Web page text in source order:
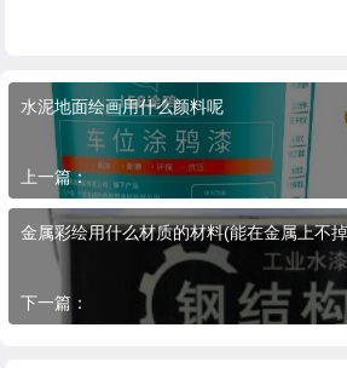
水泥地面绘画用什么颜料呢
上一篇：
金属彩绘用什么材质的材料(能在金属上不
下一篇：